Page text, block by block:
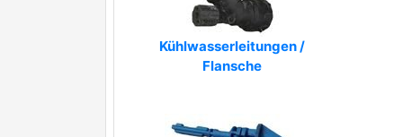
Kühlwasserleitungen /
Flansche